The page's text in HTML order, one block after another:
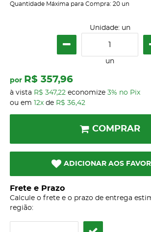
Quantidade Máxima para Compra: 20 un
Unidade: un
un
por R$ 357,96
à vista R$ 347,22 economize 3% no Pix
ou em
12x de R$ 36,42
COMPRAR
ADICIONAR AOS
Frete e Prazo
Calcule o frete e o prazo de entrega
região: